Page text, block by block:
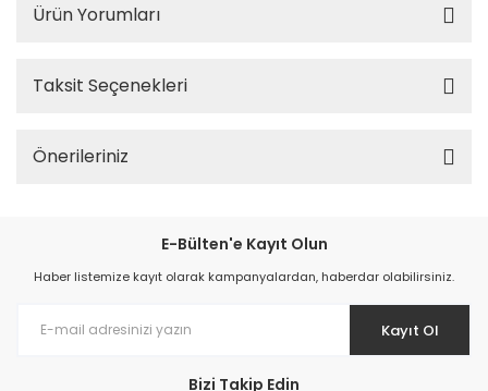
Ürün Yorumları
Taksit Seçenekleri
Önerileriniz
E-Bülten'e Kayıt Olun
Haber listemize kayıt olarak kampanyalardan, haberdar olabilirsiniz.
Kayıt Ol
Bizi Takip Edin